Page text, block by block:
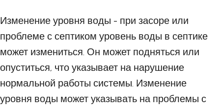
Изменение уровня воды - при засоре или
проблеме с септиком уровень воды в септике
может измениться. Он может подняться или
опуститься, что указывает на нарушение
нормальной работы системы. Изменение
уровня воды может указывать на проблемы с